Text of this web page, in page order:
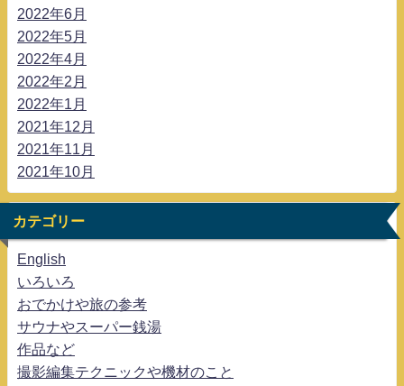
2022年6月
2022年5月
2022年4月
2022年2月
2022年1月
2021年12月
2021年11月
2021年10月
カテゴリー
English
いろいろ
おでかけや旅の参考
サウナやスーパー銭湯
作品など
撮影編集テクニックや機材のこと